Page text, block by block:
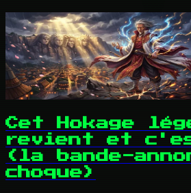
Cet Hokage
revient et
(la bande-
choque)